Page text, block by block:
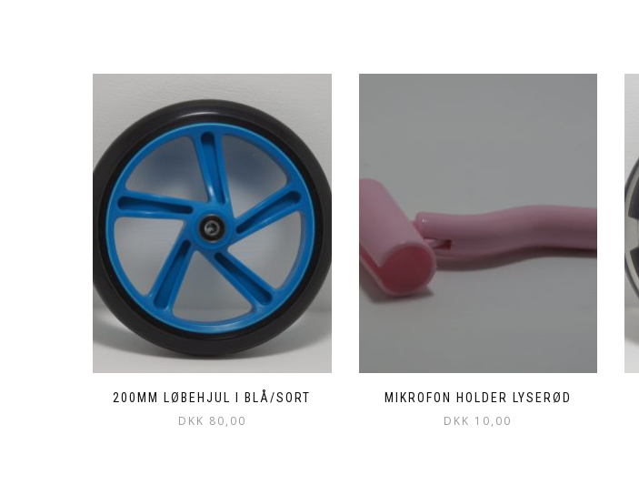
200MM LØBEHJUL I BLÅ/SORT
DKK 80,00
MIKROFON HOLDER LYSERØD
DKK 10,00